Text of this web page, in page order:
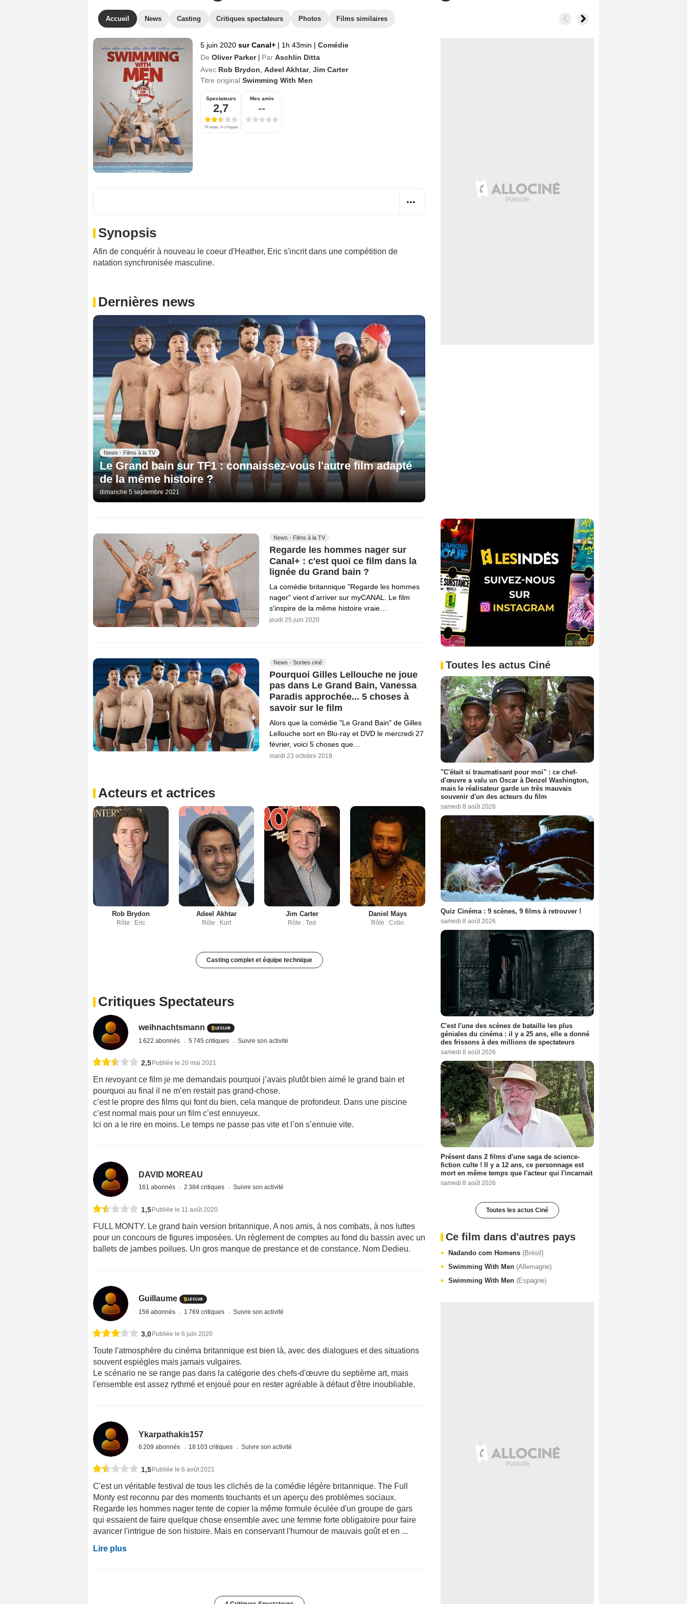
Accueil News Casting Critiques spectateurs Photos Films similaires
5 juin 2020 sur Canal+ | 1h 43min | Comédie
De Oliver Parker Par Aschlin Ditta
Avec Rob Brydon Adeel Akhtar, Jim Carter
Titre original Swimming With Men
Spectateurs
2,7
74 notes, 4 critiques
Mes amis
--
Synopsis
Afin de conquérir à nouveau le coeur d'Heather, Eric s'incrit dans une compétition de
natation synchronisée masculine.
Dernières news
News - Films à la TV
Le Grand bain sur TF1 : connaissez-vous l'autre film adapté
de la même histoire ?
dimanche 5 septembre 2021
News - Films à la TV
Regarde les hommes nager sur
Canal+ : c'est quoi ce film dans la
lignée du Grand bain ?
La comédie britannique "Regarde les hommes
nager" vient d'arriver sur myCANAL. Le film
s'inspire de la même histoire vraie…
jeudi 25 juin 2020
News - Sorties ciné
Pourquoi Gilles Lellouche ne joue
pas dans Le Grand Bain, Vanessa
Paradis approchée... 5 choses à
savoir sur le film
Alors que la comédie "Le Grand Bain" de Gilles
Lellouche sort en Blu-ray et DVD le mercredi 27
février, voici 5 choses que…
mardi 23 octobre 2018
Acteurs et actrices
Rob Brydon
Rôle : Eric
Adeel Akhtar
Rôle : Kurt
Jim Carter
Rôle : Ted
Daniel Mays
Rôle : Colin
Casting complet et équipe technique
Critiques Spectateurs
weihnachtsmann
1 622 abonnés 5 745 critiques Suivre son activité
2,5 Publiée le 20 mai 2021
En revoyant ce film je me demandais pourquoi j’avais plutôt bien aimé le grand bain et
pourquoi au final il ne m’en restait pas grand-chose.
c’est le propre des films qui font du bien, cela manque de profondeur. Dans une piscine
c’est normal mais pour un film c’est ennuyeux.
Ici on a le rire en moins. Le temps ne passe pas vite et l’on s’ennuie vite.
DAVID MOREAU
161 abonnés 2 384 critiques Suivre son activité
1,5 Publiée le 11 août 2020
FULL MONTY. Le grand bain version britannique. A nos amis, à nos combats, à nos luttes
pour un concours de figures imposées. Un règlement de comptes au fond du bassin avec un
ballets de jambes poilues. Un gros manque de prestance et de constance. Nom Dedieu.
Guillaume
156 abonnés 1 769 critiques Suivre son activité
3,0 Publiée le 6 juin 2020
Toute l'atmosphère du cinéma britannique est bien là, avec des dialogues et des situations
souvent espiègles mais jamais vulgaires.
Le scénario ne se range pas dans la catégorie des chefs-d'œuvre du septième art, mais
l'ensemble est assez rythmé et enjoué pour en rester agréable à défaut d'être inoubliable.
Ykarpathakis157
6 209 abonnés 18 103 critiques Suivre son activité
1,5 Publiée le 6 août 2021
C'est un véritable festival de tous les clichés de la comédie légère britannique. The Full
Monty est reconnu par des moments touchants et un aperçu des problèmes sociaux.
Regarde les hommes nager tente de copier la même formule éculée d'un groupe de gars
qui essaient de faire quelque chose ensemble avec une femme forte obligatoire pour faire
avancer l'intrigue de son histoire. Mais en conservant l'humour de mauvais goût et en ...
Lire plus
Toutes les actus Ciné
"C'était si traumatisant pour moi" : ce chef-
d'œuvre a valu un Oscar à Denzel Washington,
mais le réalisateur garde un très mauvais
souvenir d'un des acteurs du film
samedi 8 août 2026
Quiz Cinéma : 9 scènes, 9 films à retrouver !
samedi 8 août 2026
C'est l'une des scènes de bataille les plus
géniales du cinéma : il y a 25 ans, elle a donné
des frissons à des millions de spectateurs
samedi 8 août 2026
Présent dans 2 films d'une saga de science-
fiction culte ! Il y a 12 ans, ce personnage est
mort en même temps que l'acteur qui l'incarnait
samedi 8 août 2026
Toutes les actus Ciné
Ce film dans d'autres pays
Nadando com Homens (Brésil)
Swimming With Men (Allemagne)
Swimming With Men (Espagne)